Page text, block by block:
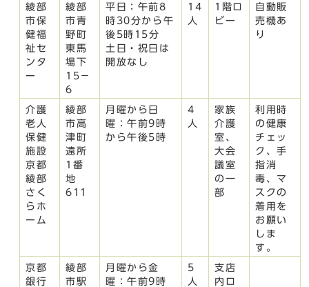
綾部
市保
健福
祉セ
ンタ
ー
綾部
市青
野町
東馬
場下
15－
6
平日：午前8
時30分から午
後5時15分
土日・祝日は
開放なし
14
人
1階ロ
ビー
自動販
売機あ
り
介護
老人
保健
施設
京都
綾部
さく
らホ
ーム
綾部
市高
津町
遠所
1番
地
611
月曜から日
曜：午前9時
から午後5時
4
人
家族
介護
室、
大会
議室
の一
部
利用時
の健康
チェッ
ク、手
指消
毒、マ
スクの
着用を
お願い
しま
す。
京都
銀行
綾部
市駅
月曜から金
曜：午前9時
5
人
支店
内ロ